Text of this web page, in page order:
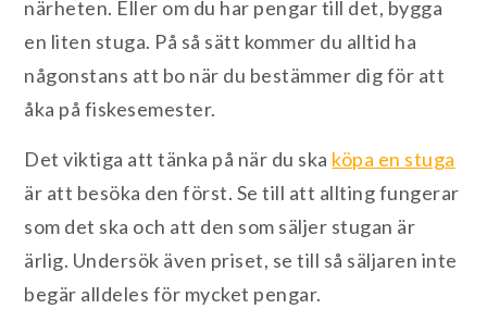
närheten. Eller om du har pengar till det, bygga
en liten stuga. På så sätt kommer du alltid ha
någonstans att bo när du bestämmer dig för att
åka på fiskesemester.
Det viktiga att tänka på när du ska köpa en stuga
är att besöka den först. Se till att allting fungerar
som det ska och att den som säljer stugan är
ärlig. Undersök även priset, se till så säljaren inte
begär alldeles för mycket pengar.